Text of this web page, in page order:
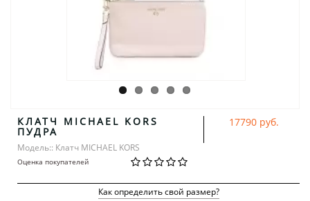
КЛАТЧ MICHAEL KORS
ПУДРА
Модель:: Клатч MICHAEL KORS
Оценка покупателей
17790 руб.
Как определить свой размер?